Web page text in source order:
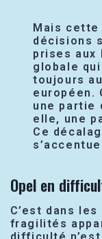
Mais cette
décisions
prises aux
globale
toujours
européen.
une partie
elle, une
Ce
Opel en
C’est dans
fragilités